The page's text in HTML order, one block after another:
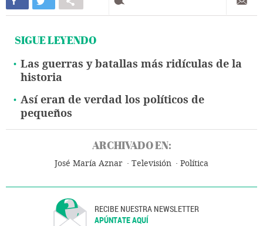
SIGUE LEYENDO
Las guerras y batallas más ridículas de la
historia
Así eran de verdad los políticos de
pequeños
ARCHIVADO EN:
José María Aznar Televisión Política
RECIBE NUESTRA NEWSLETTER
APÚNTATE AQUÍ